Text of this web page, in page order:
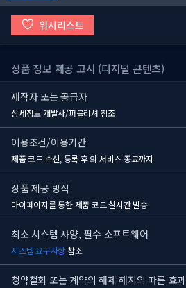
위시리스트
상품 정보 제공 고시 (디지털 콘텐츠)
제작자 또는 공급자
상세정보 개발사/퍼블리셔 참조
이용조건/이용기간
제품 코드 수신, 등록 후의 서비스 종료까지
상품 제공 방식
마이페이지를 통한 제품 코드 실시간 발송
최소 시스템 사양, 필수 소프트웨어
시스템 요구사항참조
청약철회 또는 계약의 해제 해지의 따른 효과